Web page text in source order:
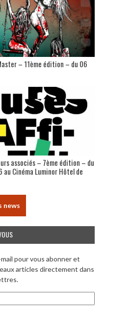
– 11ème édition – du 06
associés – 7ème édition – du
au Cinéma Luminor Hôtel de
news
pour vous abonner et
articles directement dans